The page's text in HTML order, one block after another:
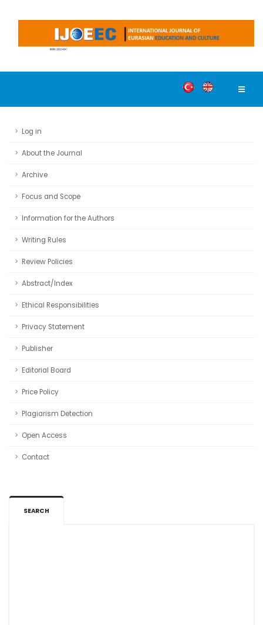
Log in
About the Journal
Archive
Focus and Scope
Information for the Authors
Writing Rules
Review Policies
Abstract/Index
Ethical Responsibilities
Privacy Statement
Publisher
Editorial Board
Price Policy
Plagiarism Detection
Open Access
Contact
SEARCH